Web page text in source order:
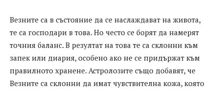
Везните са в състояние да се наслаждават на живота,
те са господари в това. Но често се борят да намерят
точния баланс. В резултат на това те са склонни към
запек или диария, особено ако не се придържат към
правилното хранене. Астролозите също добавят, че
Везните са склонни да имат чувствителна кожа, която